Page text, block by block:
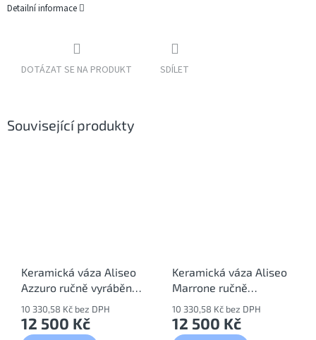
Detailní informace
DOTÁZAT SE NA PRODUKT SDÍLET
Související produkty
Keramická váza Aliseo
Azzuro ručně vyráběná
- designová řada ARETÉ
10 330,58 Kč bez DPH
12 500 Kč
Keramická váza Aliseo
Marrone ručně
vyráběná - designová
řada ARETÉ
10 330,58 Kč bez DPH
12 500 Kč